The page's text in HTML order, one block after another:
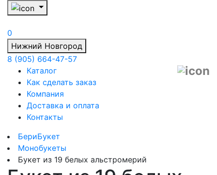
0
Нижний Новгород
8 (905) 664-47-57
Каталог
Как сделать заказ
Компания
Доставка и оплата
Контакты
БериБукет
Монобукеты
Букет из 19 белых альстромерий